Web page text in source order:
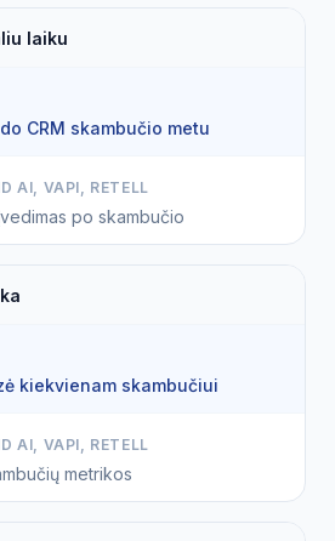
laiku
CRM skambučio metu
AI, VAPI, RETELL
po skambučio
kiekvienam skambučiui
AI, VAPI, RETELL
metrikos